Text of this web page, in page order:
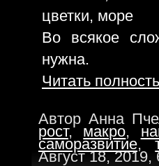
Во всякое
нужна.
Читать
Автор Анна
рост, макро,
саморазвитие,
Август 18, 2019,